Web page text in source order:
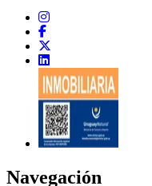
Navegación